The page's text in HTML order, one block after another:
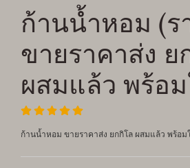
ก้านน้ำหอม (ร
ขายราคาส่ง ย
ผสมแล้ว พร้อ
ก้านน้ำหอม ขายราคาส่ง ยกกิโล ผสมแล้ว พร้อม